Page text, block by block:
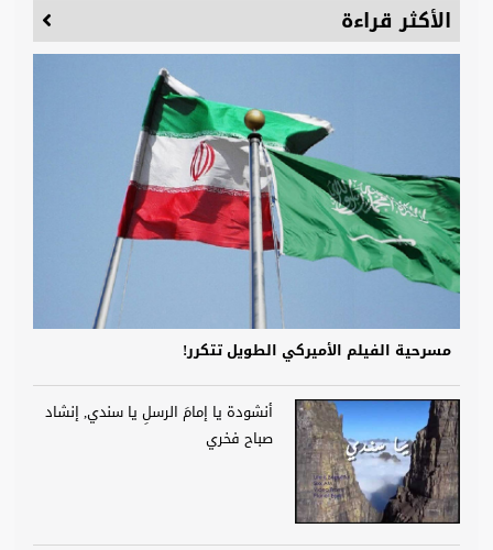
الأكثر قراءة
مسرحية الفيلم الأميركي الطويل تتكرر!
أنشودة يا إمامَ الرسلِ يا سندي, إنشاد
صباح فخري